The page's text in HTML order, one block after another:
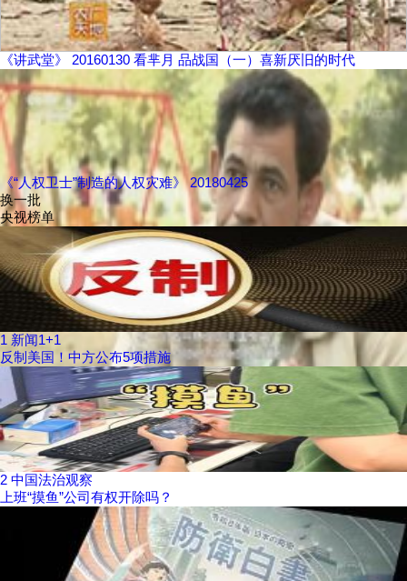
《讲武堂》 20160130 看芈月 品战国（一）喜新厌旧的时代
《“人权卫士”制造的人权灾难》 20180425
换一批
央视榜单
1 新闻1+1
反制美国！中方公布5项措施
2 中国法治观察
上班“摸鱼”公司有权开除吗？